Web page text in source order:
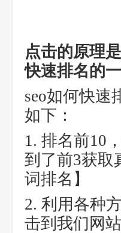
点击的原理
快速排名的
seo如何快速
如下：
1. 排名前10
到了前3获取
词排名】
2. 利用各种
击到我们网